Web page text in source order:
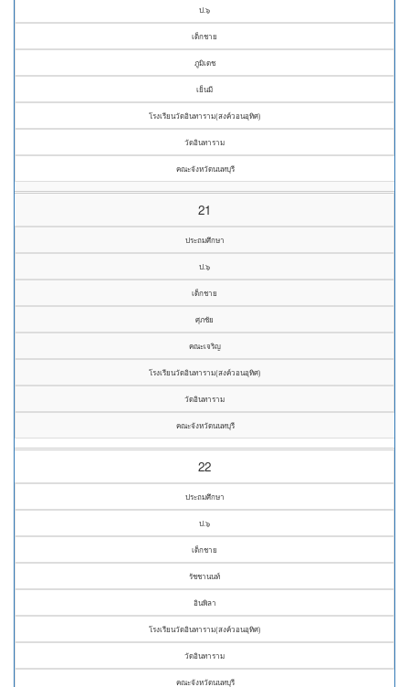
ป.๖
เด็กชาย
ภูมิเดช
เย็นมี
โรงเรียนวัดอินทาราม(สงค์วอนอุทิศ)
วัดอินทาราม
คณะจังหวัดนนทบุรี
21
ประถมศึกษา
ป.๖
เด็กชาย
ศุภชัย
คณะเจริญ
โรงเรียนวัดอินทาราม(สงค์วอนอุทิศ)
วัดอินทาราม
คณะจังหวัดนนทบุรี
22
ประถมศึกษา
ป.๖
เด็กชาย
รัชชานนท์
อินพิลา
โรงเรียนวัดอินทาราม(สงค์วอนอุทิศ)
วัดอินทาราม
คณะจังหวัดนนทบุรี